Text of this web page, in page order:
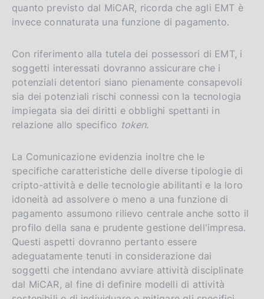
quanto previsto dal MiCAR, ricorda che agli EMT è
invece connaturata una funzione di pagamento.
Con riferimento alla tutela dei possessori di EMT, i
soggetti interessati dovranno assicurare che i
potenziali detentori siano pienamente consapevoli
sia dei potenziali rischi connessi con la tecnologia
impiegata sia dei diritti e obblighi spettanti in
relazione allo specifico token.
La Comunicazione evidenzia inoltre che le
specifiche caratteristiche delle diverse tipologie di
cripto-attività e delle tecnologie abilitanti e la loro
idoneità ad assolvere o meno a una funzione di
pagamento assumono rilievo centrale anche sotto il
profilo della sana e prudente gestione dell'impresa.
Questi aspetti dovranno pertanto essere
adeguatamente tenuti in considerazione dai
soggetti che intendano avviare attività disciplinate
dal MiCAR, al fine di definire modelli di attività